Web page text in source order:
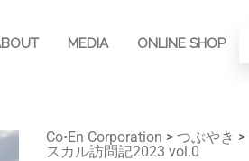
MEDIA ONLINE SHOP
Co•En Corporation > つぶやき >
スカル訪問記2023 vol.0